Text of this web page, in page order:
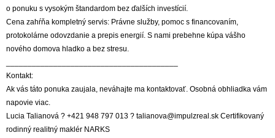
o ponuku s vysokým štandardom bez ďalších investícií.
Cena zahŕňa kompletný servis: Právne služby, pomoc s financovaním,
protokolárne odovzdanie a prepis energií. S nami prebehne kúpa vášho
nového domova hladko a bez stresu.
Kontakt:
Ak vás táto ponuka zaujala, neváhajte ma kontaktovať. Osobná obhliadka vám
napovie viac.
Lucia Talianová ? +421 948 797 013 ? talianova@impulzreal.sk Certifikovaný
rodinný realitný maklér NARKS